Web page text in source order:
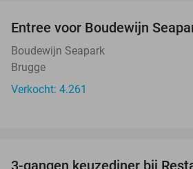
Entree voor Boudewijn
Boudewijn Seapark
Brugge
Verkocht: 4.261
3-gangen keuzediner bij